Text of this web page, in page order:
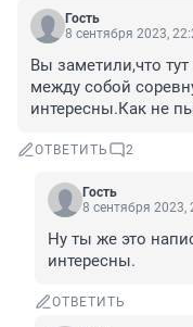
Гость
8 сентября 2023,
Вы заметили,что
между собой
интересны.Как не
ОТВЕТИТЬ 2
Гость
8 сентября 2023,
Ну ты же это
интересны.
ОТВЕТИТЬ